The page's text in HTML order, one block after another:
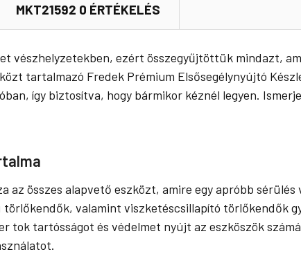
MKT21592 0 ÉRTÉKELÉS
vészhelyzetekben, ezért összegyűjtöttük mindazt,
tartalmazó Fredek Prémium Elsősegélynyújtó
így biztosítva, hogy bármikor kéznél legyen.
az összes alapvető eszközt, amire egy apróbb
valamint viszketéscsillapító törlőkendők
tok tartósságot és védelmet nyújt az eszköszök